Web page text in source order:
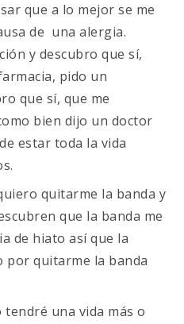
que a lo mejor se me
de una alergia.
y descubro que sí,
pido un
que sí, que me
bien dijo un doctor
estar toda la vida
quitarme la banda y
que la banda me
de hiato así que la
por quitarme la banda
una vida más o